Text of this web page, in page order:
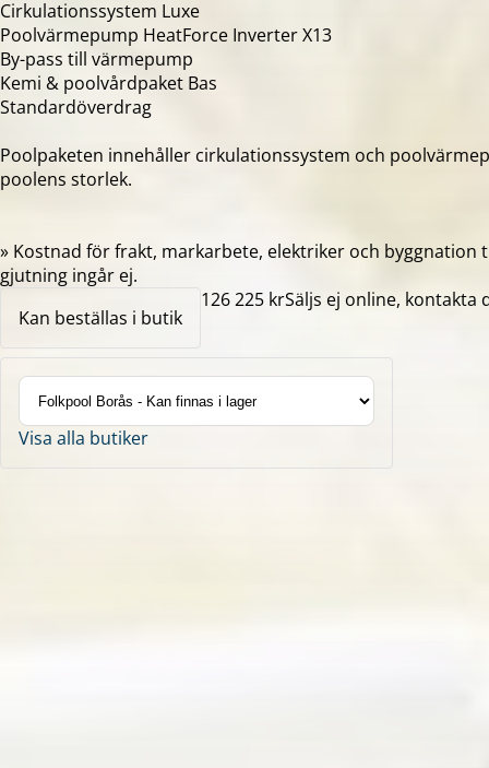
Cirkulationssystem Luxe
Poolvärmepump HeatForce Inverter X13
By-pass till värmepump
Kemi & poolvårdpaket Bas
Standardöverdrag
Poolpaketen innehåller cirkulationssystem och
poolens storlek.
» Kostnad för frakt, markarbete, elektriker och byggnation
gjutning ingår ej.
Kan beställas i butik
126 225 krSäljs ej online, kontakta
Visa alla butiker